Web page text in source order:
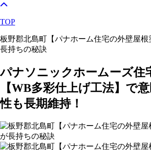
TOP
板野郡北島町【パナホーム住宅の外壁屋
長持ちの秘訣
パナソニックホームーズ住
【WB多彩仕上げ工法】で
性も長期維持！